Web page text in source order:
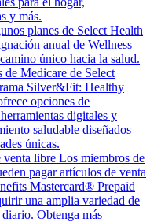
y más.
planes de Select Health
anual de Wellness
único hacia la salud.
de Medicare de Select
Silver&Fit: Healthy
opciones de
digitales y
saludable diseñados
únicas.
venta libre Los miembros de
pagar artículos de venta
Mastercard® Prepaid
una amplia variedad de
Obtenga más